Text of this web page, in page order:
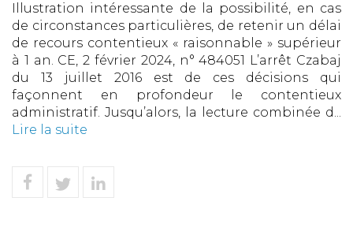
Illustration intéressante de la possibilité, en cas
de circonstances particulières, de retenir un délai
de recours contentieux « raisonnable » supérieur
à 1 an. CE, 2 février 2024, n° 484051 L’arrêt Czabaj
du 13 juillet 2016 est de ces décisions qui
façonnent en profondeur le contentieux
administratif. Jusqu’alors, la lecture combinée d...
Lire la suite